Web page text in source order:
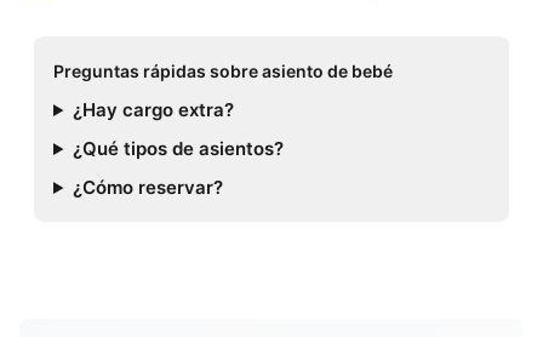
Preguntas rápidas sobre asiento de bebé
¿Hay cargo extra?
¿Qué tipos de asientos?
¿Cómo reservar?